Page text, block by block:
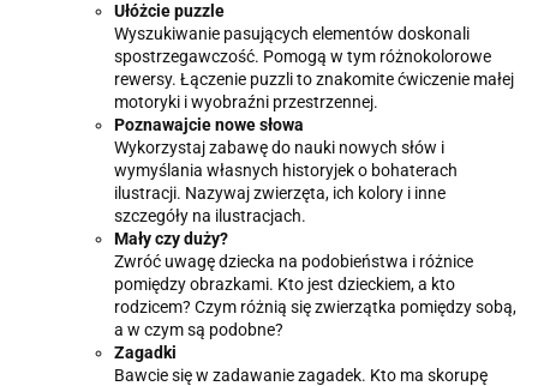
Ułóżcie puzzle
Wyszukiwanie pasujących elementów doskonali
spostrzegawczość. Pomogą w tym różnokolorowe
rewersy. Łączenie puzzli to znakomite ćwiczenie małej
motoryki i wyobraźni przestrzennej.
Poznawajcie nowe słowa
Wykorzystaj zabawę do nauki nowych słów i
wymyślania własnych historyjek o bohaterach
ilustracji. Nazywaj zwierzęta, ich kolory i inne
szczegóły na ilustracjach.
Mały czy duży?
Zwróć uwagę dziecka na podobieństwa i różnice
pomiędzy obrazkami. Kto jest dzieckiem, a kto
rodzicem? Czym różnią się zwierzątka pomiędzy sobą,
a w czym są podobne?
Zagadki
Bawcie się w zadawanie zagadek. Kto ma skorupę